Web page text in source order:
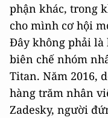
phận khác, trong
cho mình cơ hội
Đây không phải là
biên chế nhóm
Titan. Năm 2016,
hàng trăm nhân
Zadesky, người